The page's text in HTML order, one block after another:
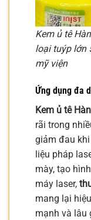
Kem ủ tê
loại tuýp lớn
mỹ viện
Ứng dụng đa
Kem ủ tê
rãi trong
giảm đau
liệu pháp
mày, tạo
máy laser,
mang lại
mạnh và lâu